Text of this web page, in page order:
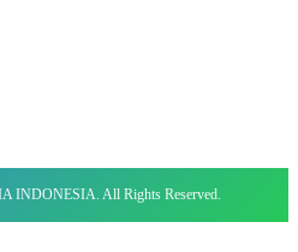
INDONESIA. All Rights Reserved.